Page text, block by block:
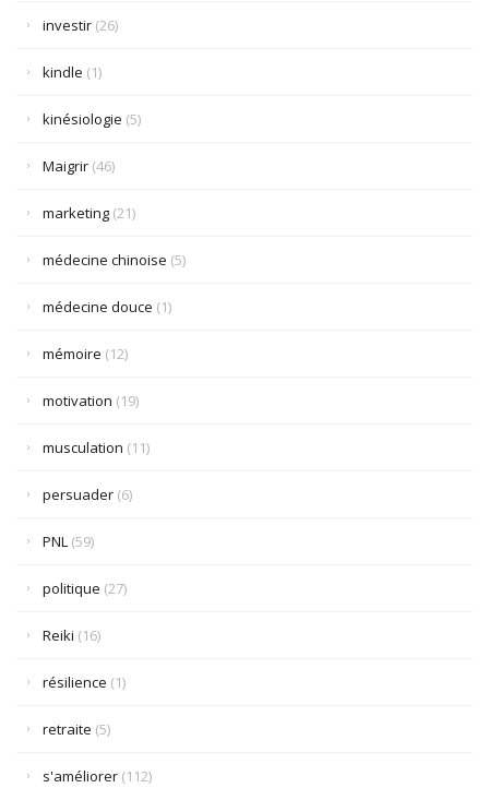
investir (26)
kindle (1)
kinésiologie (5)
Maigrir (46)
marketing (21)
médecine chinoise (5)
médecine douce (1)
mémoire (12)
motivation (19)
musculation (11)
persuader (6)
PNL (59)
politique (27)
Reiki (16)
résilience (1)
retraite (5)
s'améliorer (112)